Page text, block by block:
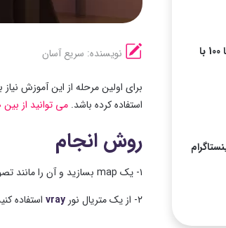
انحراف معیار: آموزش 0 تا 100 با
نویسنده: سریع آسان
برای اولین مرحله از این آموزش
استفاده کرده باشد.می توانید از
روش انجام
۱- یک map بسازید و آن را مانند تصویر زیر عمود بر دوربین قرار دهید.
۲- از یک متریال نور
vray استفاده